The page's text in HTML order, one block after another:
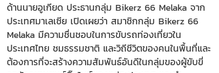
ด้านนายอูเกียด ประธานกลุ่ม Bikerz 66 Melaka จาก
ประเทศมาเลเซีย เปิดเผยว่า สมาชิกกลุ่ม Bikerz 66
Melaka มีความชื่นชอบในการขับรถท่องเที่ยวใน
ประเทศไทย ชมธรรมชาติ และวิถีชีวิตของคนในพื้นที่และ
ต้องการที่จะสร้างความสัมพันธ์อันดีในกลุ่มของผู้ขับขี่